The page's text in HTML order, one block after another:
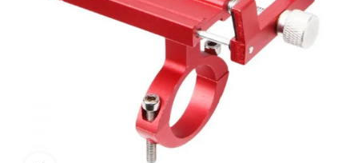
Подножки
Тормозная система и комплектующее